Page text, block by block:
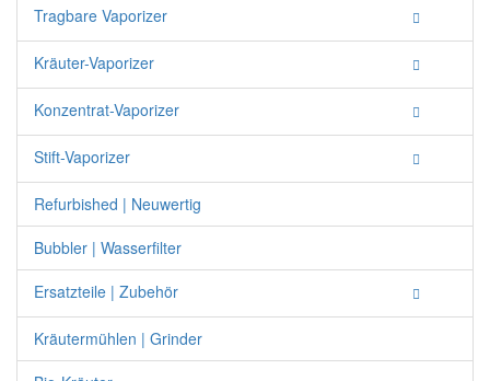
Tragbare Vaporizer
Kräuter-Vaporizer
Konzentrat-Vaporizer
Stift-Vaporizer
Refurbished | Neuwertig
Bubbler | Wasserfilter
Ersatzteile | Zubehör
Kräutermühlen | Grinder